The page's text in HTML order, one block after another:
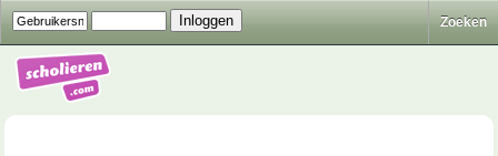
Zoeken